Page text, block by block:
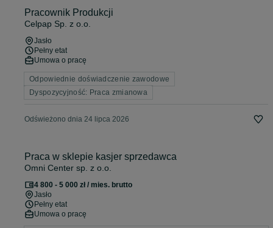
Pracownik Produkcji
Celpap Sp. z o.o.
Jasło
Pełny etat
Umowa o pracę
Odpowiednie doświadczenie zawodowe
Dyspozycyjność: Praca zmianowa
Odświeżono dnia 24 lipca 2026
Praca w sklepie kasjer sprzedawca
Omni Center sp. z o.o.
4 800 - 5 000 zł / mies. brutto
Jasło
Pełny etat
Umowa o pracę